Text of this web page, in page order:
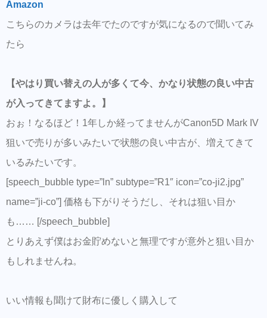
Amazon
こちらのカメラは去年でたのですが気になるので聞いてみ
たら
【やはり買い替えの人が多くて今、かなり状態の良い中古
が入ってきてますよ。】
おぉ！なるほど！1年しか経ってませんがCanon5D Mark IV
狙いで売りが多いみたいで状態の良い中古が、増えてきて
いるみたいです。
[speech_bubble type=”ln” subtype=”R1″ icon=”co-ji2.jpg”
name=”ji-co”] 価格も下がりそうだし、それは狙い目か
も…… [/speech_bubble]
とりあえず僕はお金貯めないと無理ですが意外と狙い目か
もしれませんね。
いい情報も聞けて財布に優しく購入して